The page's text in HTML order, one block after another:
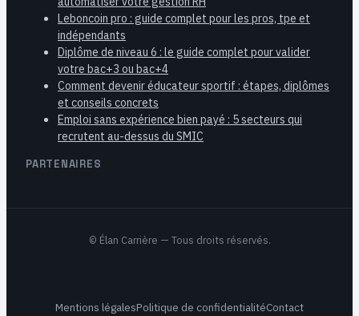
Leboncoin pro : guide complet pour les pros, tpe et
indépendants
Diplôme de niveau 6 : le guide complet pour valider
votre bac+3 ou bac+4
Comment devenir éducateur sportif : étapes, diplômes
et conseils concrets
Emploi sans expérience bien payé : 5 secteurs qui
recrutent au-dessus du SMIC
PARTENAIRES
© Élan Carrière — Tous droits réservés.
Mentions légalesPolitique de confidentialitéContact